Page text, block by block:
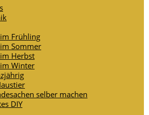
Frühling
Sommer
Herbst
Winter
selber machen
DIY